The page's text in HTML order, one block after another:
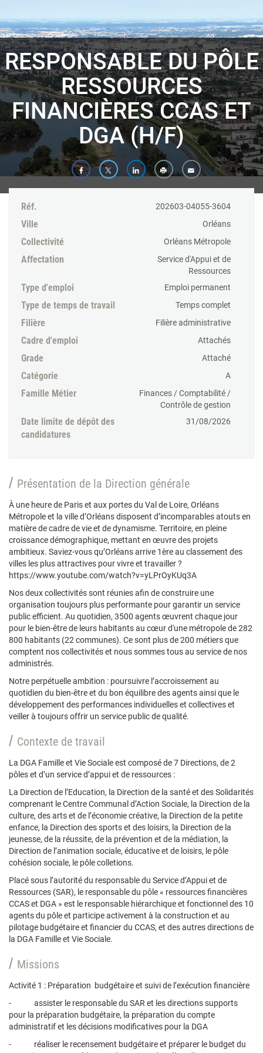
RESPONSABLE DU PÔLE
RESSOURCES
FINANCIÈRES CCAS ET
DGA (H/F)
Réf. 202603-04055-3604
Ville Orléans
Collectivité Orléans Métropole
Affectation
Service d'Appui et de
Ressources
Type d'emploi Emploi permanent
Type de temps de travail Temps complet
Filière Filière administrative
Cadre d'emploi Attachés
Grade Attaché
Catégorie A
Famille Métier
Finances / Comptabilité /
Contrôle de gestion
Date limite de dépôt des
candidatures
31/08/2026
Présentation de la Direction générale
À une heure de Paris et aux portes du Val de Loire, Orléans
Métropole et la ville d’Orléans disposent d’incomparables atouts en
matière de cadre de vie et de dynamisme. Territoire, en pleine
croissance démographique, mettant en œuvre des projets
ambitieux. Saviez-vous qu’Orléans arrive 1ère au classement des
villes les plus attractives pour vivre et travailler ?
https://www.youtube.com/watch?v=yLPrOyKUq3A
Nos deux collectivités sont réunies afin de construire une
organisation toujours plus performante pour garantir un service
public efficient. Au quotidien, 3500 agents œuvrent chaque jour
pour le bien-être de leurs habitants au cœur d'une métropole de 282
800 habitants (22 communes). Ce sont plus de 200 métiers que
comptent nos collectivités et nous sommes tous au service de nos
administrés.
Notre perpétuelle ambition : poursuivre l’accroissement au
quotidien du bien-être et du bon équilibre des agents ainsi que le
développement des performances individuelles et collectives et
veiller à toujours offrir un service public de qualité.
Contexte de travail
La DGA Famille et Vie Sociale est composé de 7 Directions, de 2
pôles et d’un service d’appui et de ressources :
La Direction de l’Education, la Direction de la santé et des Solidarités
comprenant le Centre Communal d’Action Sociale, la Direction de la
culture, des arts et de l’économie créative, la Direction de la petite
enfance, la Direction des sports et des loisirs, la Direction de la
jeunesse, de la réussite, de la prévention et de la médiation, la
Direction de l’animation sociale, éducative et de loisirs, le pôle
cohésion sociale, le pôle colletions.
Placé sous l’autorité du responsable du Service d’Appui et de
Ressources (SAR), le responsable du pôle « ressources financières
CCAS et DGA » est le responsable hiérarchique et fonctionnel des 10
agents du pôle et participe activement à la construction et au
pilotage budgétaire et financier du CCAS, et des autres directions de
la DGA Famille et Vie Sociale.
Missions
Activité 1 : Préparation budgétaire et suivi de l’exécution financière
- assister le responsable du SAR et les directions supports
pour la préparation budgétaire, la préparation du compte
administratif et les décisions modificatives pour la DGA
- réaliser le recensement budgétaire et préparer le budget du